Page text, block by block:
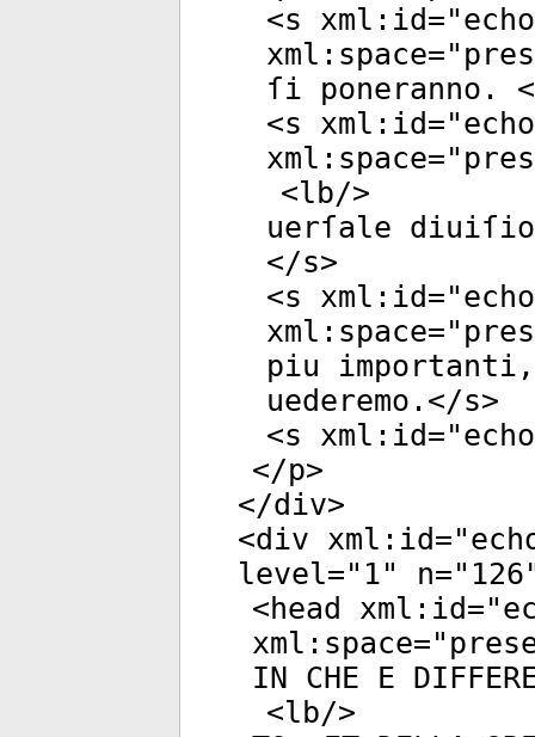
<s xml:id="
xml:space="
ſi poneranno.
<s xml:id="
xml:space="
<lb/>
uerſale
</s>
<s xml:id="
xml:space="
piu importanti,
uederemo.</s>
<s xml:id="
</p>
</div>
<div xml:id="
level=" 1" n=" 126
<head xml:id="
xml:space="
IN CHE E
<lb/>